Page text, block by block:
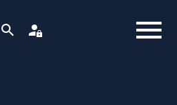
RECHERCHEESPACE PRO
MENU